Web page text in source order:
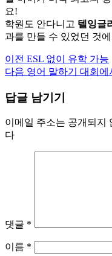
요!
학원도 안다니고 텔잉글
과를 만들 수 있었던 것
계
속
읽
기
이전 ESL 없이 유학 가능
다음 영어 말하기 대회에
답글 남기기
이메일 주소는 공개되지
다
댓글 *
이름 *